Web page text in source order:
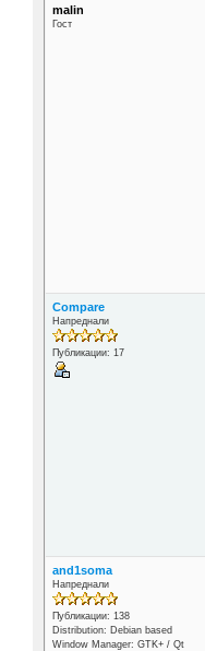
malin
Гост
Compare
Напреднали
Публикации: 17
and1soma
Напреднали
Публикации: 138
Distribution: Debian based
Window Manager: GTK+ / Qt